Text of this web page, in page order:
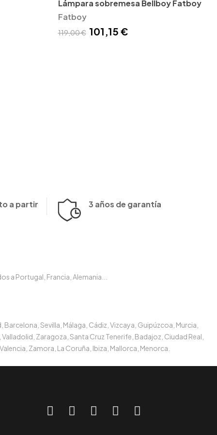
Lámpara sobremesa Bellboy Fatboy
Fatboy
119,00 € 101,15 €
a partir 3 años de garantía
a Portugal, Francia, Alemania...
Sevilla, Málaga, Cádiz, Vizcaya, Guipúzcoa, Murcia,
Zaragoza, Santa Cruz Tenerife, Badajoz, Ciudad Real,
Zamora, La Coruña, Ibiza, Mallorca, Menorca.